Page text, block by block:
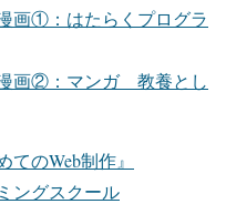
画①：はたらくプログラ
画②：マンガ 教養とし
のWeb制作』
ングスクール